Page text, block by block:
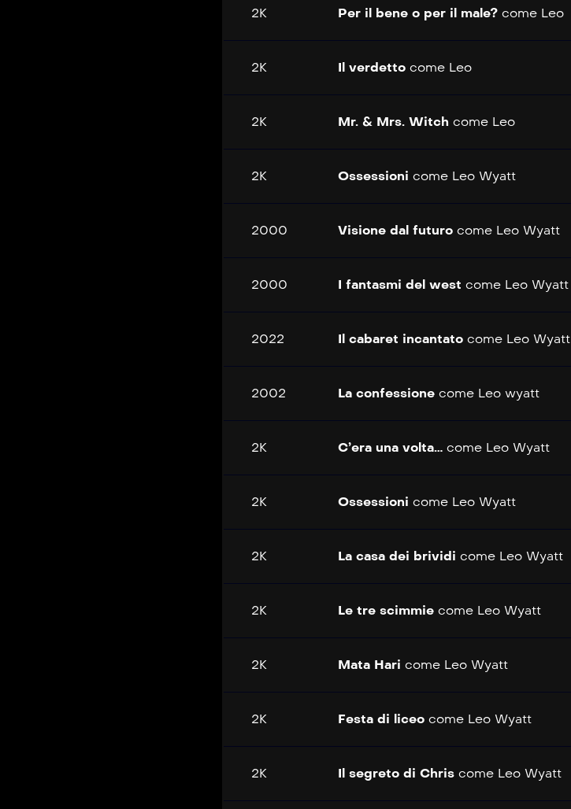
2K Per il bene o per il male? comeLeo
2K Il verdetto comeLeo
2K Mr. & Mrs. Witch comeLeo
2K Ossessioni comeLeo Wyatt
2000 Visione dal futuro comeLeo Wyatt
2000 I fantasmi del west comeLeo Wyatt
2022 Il cabaret incantato comeLeo Wyatt
2002 La confessione comeLeo wyatt
2K C’era una volta… comeLeo Wyatt
2K Ossessioni comeLeo Wyatt
2K La casa dei brividi comeLeo Wyatt
2K Le tre scimmie comeLeo Wyatt
2K Mata Hari comeLeo Wyatt
2K Festa di liceo comeLeo Wyatt
2K Il segreto di Chris comeLeo Wyatt